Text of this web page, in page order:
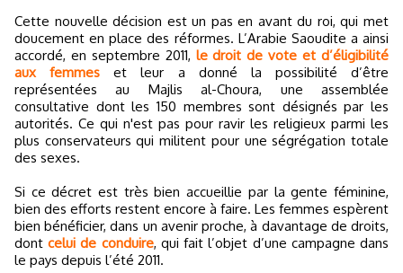
Cette nouvelle décision est un pas en avant du roi, qui met
doucement en place des réformes. L’Arabie Saoudite a ainsi
accordé, en septembre 2011, le droit de vote et d’éligibilité
aux femmes et leur a donné la possibilité d’être
représentées au Majlis al-Choura, une assemblée
consultative dont les 150 membres sont désignés par les
autorités. Ce qui n'est pas pour ravir les religieux parmi les
plus conservateurs qui militent pour une ségrégation totale
des sexes.
Si ce décret est très bien accueillie par la gente féminine,
bien des efforts restent encore à faire. Les femmes espèrent
bien bénéficier, dans un avenir proche, à davantage de droits,
dontcelui de conduire, qui fait l’objet d’une campagne dans
le pays depuis l’été 2011.